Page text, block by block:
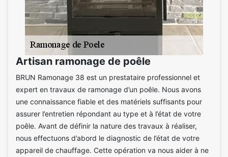
Artisan ramonage de poêle
BRUN Ramonage 38 est un prestataire professionnel et
expert en travaux de ramonage d’un poêle. Nous avons
une connaissance fiable et des matériels suffisants pour
assurer l’entretien répondant au type et à l’état de votre
poêle. Avant de définir la nature des travaux à réaliser,
nous effectuons d’abord le diagnostic de l’état de votre
appareil de chauffage. Cette opération va nous aider à ne